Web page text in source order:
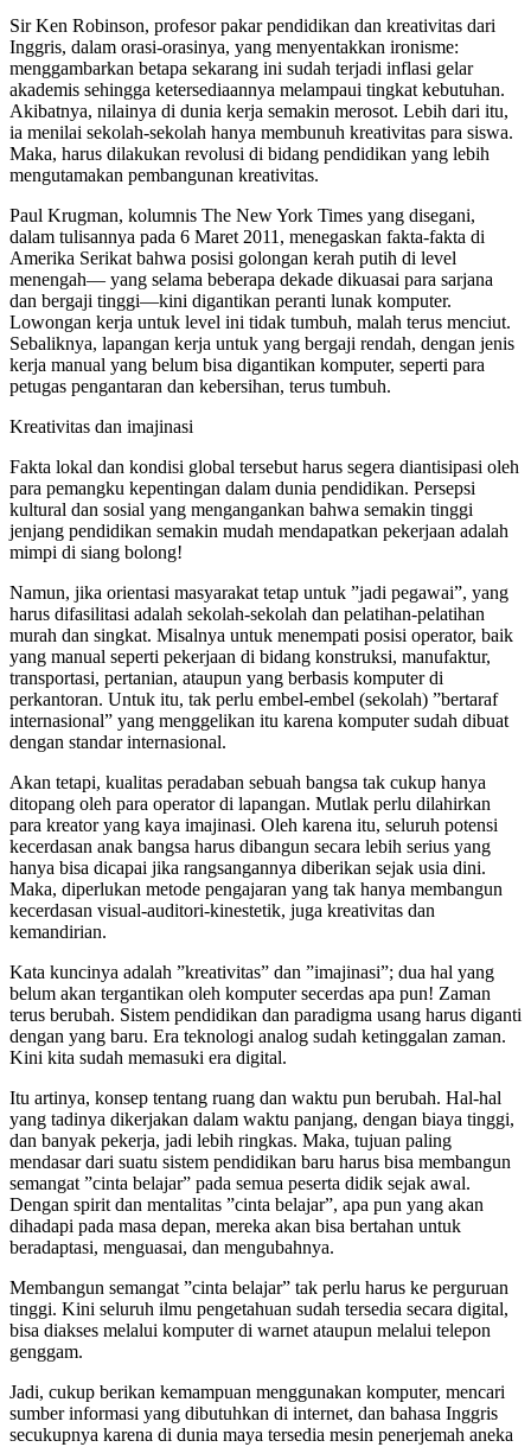
Sir Ken Robinson, profesor pakar pendidikan dan kreativitas dari
Inggris, dalam orasi-orasinya, yang menyentakkan ironisme:
menggambarkan betapa sekarang ini sudah terjadi inflasi gelar
akademis sehingga ketersediaannya melampaui tingkat kebutuhan.
Akibatnya, nilainya di dunia kerja semakin merosot. Lebih dari itu,
ia menilai sekolah-sekolah hanya membunuh kreativitas para siswa.
Maka, harus dilakukan revolusi di bidang pendidikan yang lebih
mengutamakan pembangunan kreativitas.
Paul Krugman, kolumnis The New York Times yang disegani,
dalam tulisannya pada 6 Maret 2011, menegaskan fakta-fakta di
Amerika Serikat bahwa posisi golongan kerah putih di level
menengah— yang selama beberapa dekade dikuasai para sarjana
dan bergaji tinggi—kini digantikan peranti lunak komputer.
Lowongan kerja untuk level ini tidak tumbuh, malah terus menciut.
Sebaliknya, lapangan kerja untuk yang bergaji rendah, dengan jenis
kerja manual yang belum bisa digantikan komputer, seperti para
petugas pengantaran dan kebersihan, terus tumbuh.
Kreativitas dan imajinasi
Fakta lokal dan kondisi global tersebut harus segera diantisipasi oleh
para pemangku kepentingan dalam dunia pendidikan. Persepsi
kultural dan sosial yang mengangankan bahwa semakin tinggi
jenjang pendidikan semakin mudah mendapatkan pekerjaan adalah
mimpi di siang bolong!
Namun, jika orientasi masyarakat tetap untuk ”jadi pegawai”, yang
harus difasilitasi adalah sekolah-sekolah dan pelatihan-pelatihan
murah dan singkat. Misalnya untuk menempati posisi operator, baik
yang manual seperti pekerjaan di bidang konstruksi, manufaktur,
transportasi, pertanian, ataupun yang berbasis komputer di
perkantoran. Untuk itu, tak perlu embel-embel (sekolah) ”bertaraf
internasional” yang menggelikan itu karena komputer sudah dibuat
dengan standar internasional.
Akan tetapi, kualitas peradaban sebuah bangsa tak cukup hanya
ditopang oleh para operator di lapangan. Mutlak perlu dilahirkan
para kreator yang kaya imajinasi. Oleh karena itu, seluruh potensi
kecerdasan anak bangsa harus dibangun secara lebih serius yang
hanya bisa dicapai jika rangsangannya diberikan sejak usia dini.
Maka, diperlukan metode pengajaran yang tak hanya membangun
kecerdasan visual-auditori-kinestetik, juga kreativitas dan
kemandirian.
Kata kuncinya adalah ”kreativitas” dan ”imajinasi”; dua hal yang
belum akan tergantikan oleh komputer secerdas apa pun! Zaman
terus berubah. Sistem pendidikan dan paradigma usang harus diganti
dengan yang baru. Era teknologi analog sudah ketinggalan zaman.
Kini kita sudah memasuki era digital.
Itu artinya, konsep tentang ruang dan waktu pun berubah. Hal-hal
yang tadinya dikerjakan dalam waktu panjang, dengan biaya tinggi,
dan banyak pekerja, jadi lebih ringkas. Maka, tujuan paling
mendasar dari suatu sistem pendidikan baru harus bisa membangun
semangat ”cinta belajar” pada semua peserta didik sejak awal.
Dengan spirit dan mentalitas ”cinta belajar”, apa pun yang akan
dihadapi pada masa depan, mereka akan bisa bertahan untuk
beradaptasi, menguasai, dan mengubahnya.
Membangun semangat ”cinta belajar” tak perlu harus ke perguruan
tinggi. Kini seluruh ilmu pengetahuan sudah tersedia secara digital,
bisa diakses melalui komputer di warnet ataupun melalui telepon
genggam.
Jadi, cukup berikan kemampuan menggunakan komputer, mencari
sumber informasi yang dibutuhkan di internet, dan bahasa Inggris
secukupnya karena di dunia maya tersedia mesin penerjemah aneka